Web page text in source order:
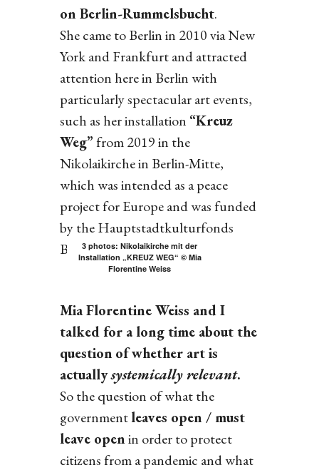
on Berlin-Rummelsbucht.
She came to Berlin in 2010 via New
York and Frankfurt and attracted
attention here in Berlin with
particularly spectacular art events,
such as her installation “Kreuz
Weg”from 2019 in the
Nikolaikirche in Berlin-Mitte,
which was intended as a peace
project for Europe and was funded
by the Hauptstadtkulturfonds
Berlin.3 photos: Nikolaikirche mit der
Installation „KREUZ WEG“ © Mia
Florentine Weiss
Mia Florentine Weiss and I
talked for a long time about the
question of whether art is
actuallysystemically relevant.
So the question of what the
governmentleaves open / must
leave openin order to protect
citizens from a pandemic and what